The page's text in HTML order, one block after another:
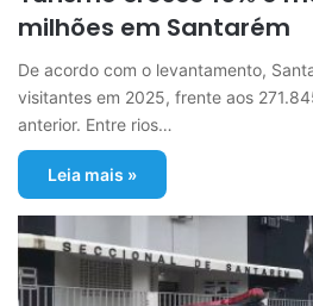
milhões em Santarém
De acordo com o levantamento,
visitantes em 2025, frente aos
anterior. Entre rios…
Leia mais »